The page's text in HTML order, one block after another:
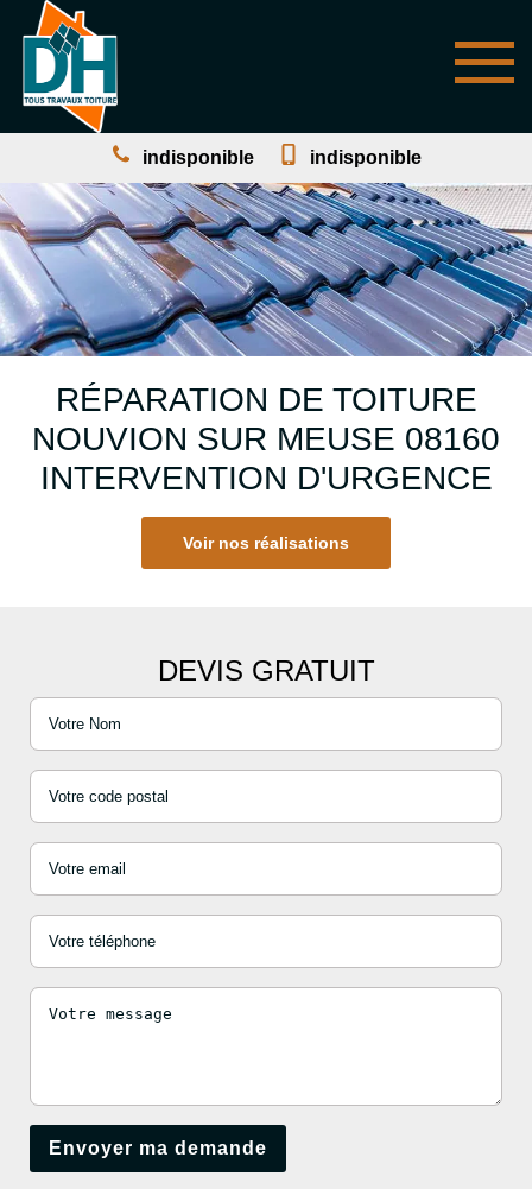
indisponible indisponible
RÉPARATION DE TOITURE
NOUVION SUR MEUSE 08160
INTERVENTION D'URGENCE
Voir nos réalisations
DEVIS GRATUIT